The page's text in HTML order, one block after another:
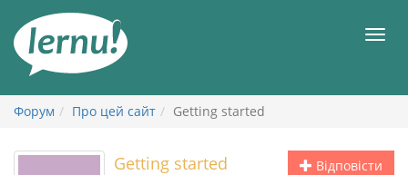
змісту
Форум Про цей сайт Getting started
Відповісти
Getting started